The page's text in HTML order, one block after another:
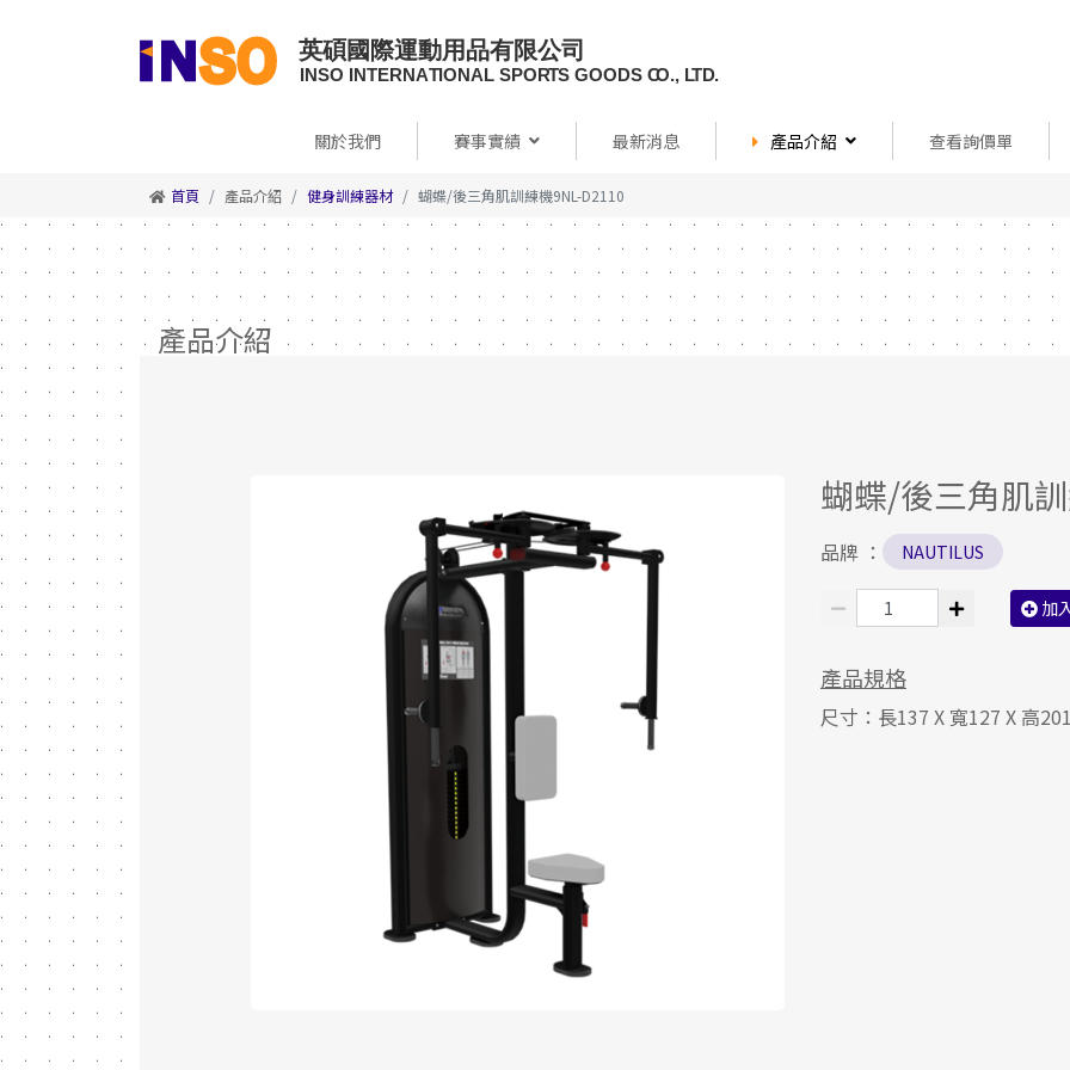
關於我們 賽事實績 最新消息 產品介紹 查看詢價單
首頁 產品介紹 健身訓練器材 蝴蝶/後三角肌訓練機9NL-D2110
產品介紹
蝴蝶/後三角肌
品牌 ： NAUTILUS
加
產品規格
尺寸：長137 X 寬127 X 高